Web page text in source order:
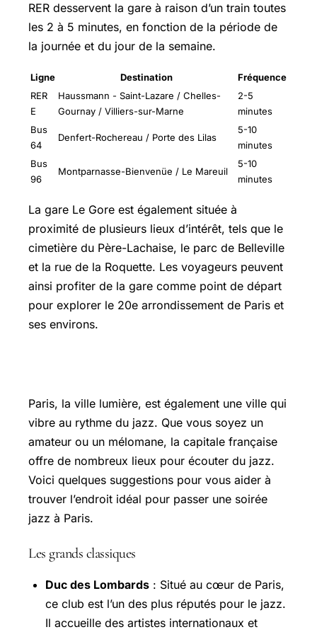
RER desservent la gare à raison d’un train toutes
les 2 à 5 minutes, en fonction de la période de
la journée et du jour de la semaine.
Ligne Destination
Fréquence
RER
E
Haussmann - Saint-Lazare / Chelles-
Gournay / Villiers-sur-Marne
2-5
minutes
Bus
64
Denfert-Rochereau / Porte des Lilas
5-10
minutes
Bus
96
Montparnasse-Bienvenüe / Le Mareuil
5-10
minutes
La gare Le Gore est également située à
proximité de plusieurs lieux d’intérêt, tels que le
cimetière du Père-Lachaise, le parc de Belleville
et la rue de la Roquette. Les voyageurs peuvent
ainsi profiter de la gare comme point de départ
pour explorer le 20e arrondissement de Paris et
ses environs.
Paris, la ville lumière, est également une ville qui
vibre au rythme du jazz. Que vous soyez un
amateur ou un mélomane, la capitale française
offre de nombreux lieux pour écouter du jazz.
Voici quelques suggestions pour vous aider à
trouver l’endroit idéal pour passer une soirée
jazz à Paris.
Les grands classiques
Duc des Lombards : Situé au cœur de Paris,
ce club est l’un des plus réputés pour le jazz.
Il accueille des artistes internationaux et